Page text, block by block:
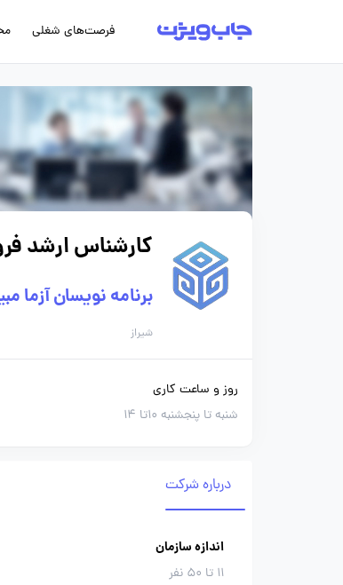
فرصت‌های شغلی
کارشناس ارشد
برنامه نویسان آزما
شیراز
روز و ساعت کاری
شنبه تا پنجشنبه 10تا 14
درباره شرکت
اندازه سازمان
11 تا 50 نفر